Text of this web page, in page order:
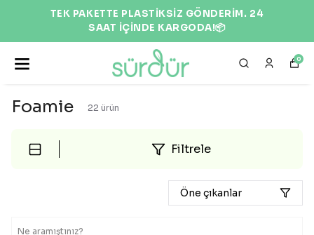
TEK PAKETTE PLASTİKSİZ GÖNDERİM. 24
SAAT İÇİNDE KARGODA!📦
0
Foamie 22 ürün
Filtrele
Öne çıkanlar